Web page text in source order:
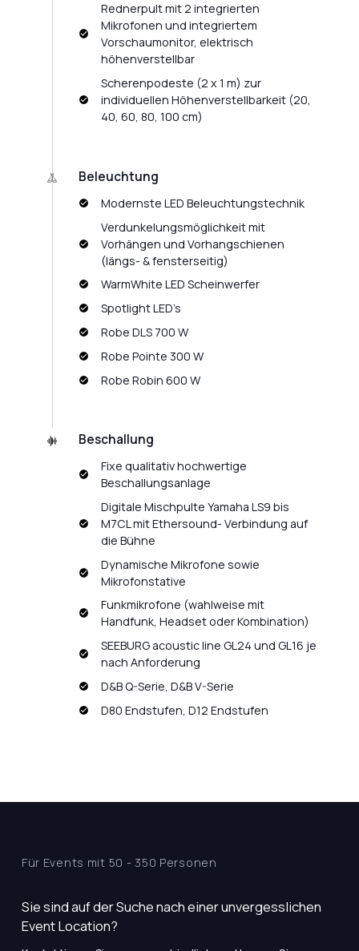
Rednerpult mit 2 integrierten
Mikrofonen und integriertem
Vorschaumonitor, elektrisch
höhenverstellbar
Scherenpodeste (2 x 1 m) zur
individuellen Höhenverstellbarkeit (20,
40, 60, 80, 100 cm)
Beleuchtung
Modernste LED Beleuchtungstechnik
Verdunkelungsmöglichkeit mit
Vorhängen und Vorhangschienen
(längs- & fensterseitig)
WarmWhite LED Scheinwerfer
Spotlight LED’s
Robe DLS 700 W
Robe Pointe 300 W
Robe Robin 600 W
Beschallung
Fixe qualitativ hochwertige
Beschallungsanlage
Digitale Mischpulte Yamaha LS9 bis
M7CL mit Ethersound- Verbindung auf
die Bühne
Dynamische Mikrofone sowie
Mikrofonstative
Funkmikrofone (wahlweise mit
Handfunk, Headset oder Kombination)
SEEBURG acoustic line GL24 und GL16 je
nach Anforderung
D&B Q-Serie, D&B V-Serie
D80 Endstufen, D12 Endstufen
Für Events mit 50 - 350 Personen
Sie sind auf der Suche nach einer unvergesslichen
Event Location?